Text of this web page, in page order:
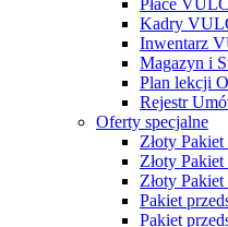
Płace
Kadry
Inwentarz
Magazyn i
Plan lekcji
Rejestr
Oferty specjalne
Złoty
Złoty
Złoty
Pakiet
Pakiet